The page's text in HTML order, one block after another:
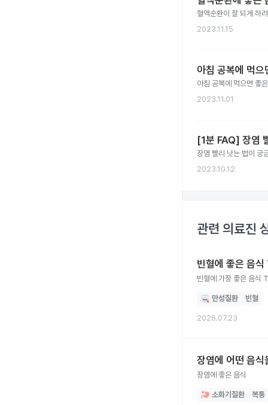
혈액순환이 잘 되게 하
2023.11.15
아침 공복에 먹
아침 공복에 먹으면 좋
2023.11.01
[1분 FAQ] 장염
장염 빨리 낫는 법이 궁
2023.10.12
관련 의료진
빈혈에 좋은 음
빈혈에 가장 좋은 음식
만성질환 빈혈
2026.07.23
장염에 어떤 음
장염에 좋은 음식
소화기질환 복통